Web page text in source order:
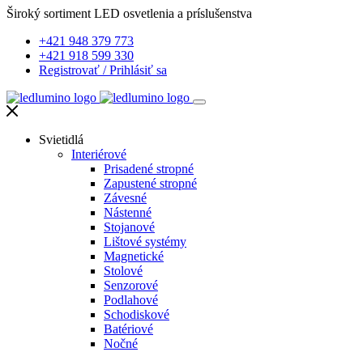
Široký sortiment LED osvetlenia a príslušenstva
+421 948 379 773
+421 918 599 330
Registrovať /Prihlásiť sa
Svietidlá
Interiérové
Prisadené stropné
Zapustené stropné
Závesné
Nástenné
Stojanové
Lištové systémy
Magnetické
Stolové
Senzorové
Podlahové
Schodiskové
Batériové
Nočné